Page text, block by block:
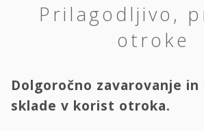
Prilagodljivo,
otroke
Dolgoročno zavarovanje in
sklade v korist otroka.